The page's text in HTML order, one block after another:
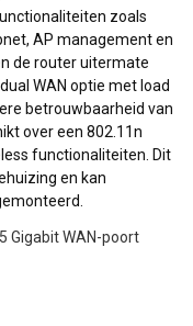
zoals
AP management en
de router uitermate
WAN optie met load
betrouwbaarheid van
over een 802.11n
functionaliteiten. Dit
en kan
Gigabit WAN-poort